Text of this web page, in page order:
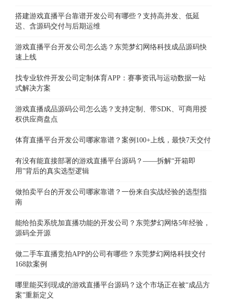
搭建游戏直播平台靠谱开发公司有哪些？支持高并发、低延
迟、含源码交付与后期运维
游戏直播平台开发公司怎么选？东莞梦幻网络科技成品源码快
速上线
找专业软件开发公司定制体育APP：赛事资讯与运动数据一站
式解决方案
游戏直播成品源码公司怎么选？支持定制、带SDK、可商用授
权供应商盘点
体育直播平台开发公司哪家靠谱？案例100+上线，最快7天交付
有没有能直接部署的游戏直播平台源码？——拆解“开箱即
用”背后的真实选型逻辑
做拍卖平台的开发公司哪家靠谱？一份来自实战经验的选型指
南
能给拍卖系统加直播功能的开发公司？东莞梦幻网络5年经验，
源码全开源
做二手车直播竞拍APP的公司有哪些？东莞梦幻网络科技交付
168款案例
哪里能买到现成的游戏直播平台源码？这个市场正在被“成品方
案”重新定义